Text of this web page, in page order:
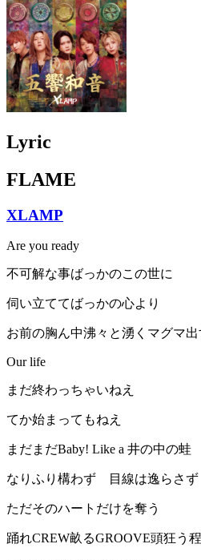
Lyric
FLAME
XLAMP
Are you ready
不可解な事ばっかのこの世に
伺い立ててばっかの心より
お前の胸ん中沸々と湧くマグマ
Our life
まだ終わっちゃいねえ
てか始まってもねえ
まだまだBaby! Like a 井の中の蛙
なりふり構わず 目線は逸らさず
ただそのハートだけを奪う
踊れCREW畝るGROOVE頭狂う